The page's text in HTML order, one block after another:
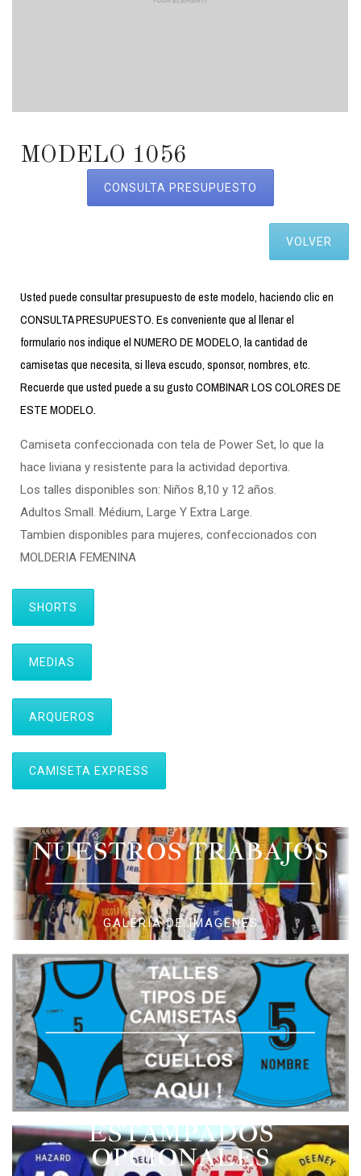
MODELO 1056
CONSULTA PRESUPUESTO
VOLVER
Usted puede consultar presupuesto de este modelo, haciendo clic en
CONSULTA PRESUPUESTO. Es conveniente que al llenar el
formulario nos indique el NUMERO DE MODELO, la cantidad de
camisetas que necesita, si lleva escudo, sponsor, nombres, etc.
Recuerde que usted puede a su gusto COMBINAR LOS COLORES DE
ESTE MODELO.
Camiseta confeccionada con tela de Power Set, lo que la
hace liviana y resistente para la actividad deportiva.
Los talles disponibles son: Niños 8,10 y 12 años.
Adultos Small. Médium, Large Y Extra Large.
Tambien disponibles para mujeres, confeccionados con
MOLDERIA FEMENINA
SHORTS
MEDIAS
ARQUEROS
CAMISETA EXPRESS
NUESTROS TRABAJOS
GALERIA DE IMAGENES
ESTAMPADOS
OPCIONALES